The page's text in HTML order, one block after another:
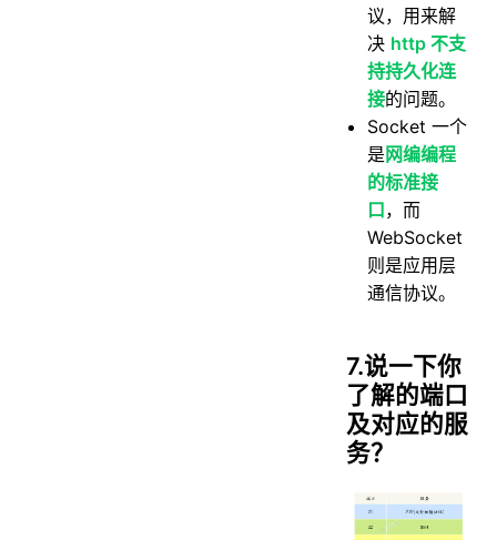
议，用来解
决 http 不支
持持久化连
接的问题。
Socket 一个
是网编编程
的标准接
口，而
WebSocket
则是应用层
通信协议。
7.说一下你
了解的端口
及对应的服
务？